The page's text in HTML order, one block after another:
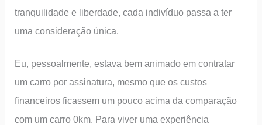
tranquilidade e liberdade, cada indivíduo passa a ter
uma consideração única.
Eu, pessoalmente, estava bem animado em contratar
um carro por assinatura, mesmo que os custos
financeiros ficassem um pouco acima da comparação
com um carro 0km. Para viver uma experiência